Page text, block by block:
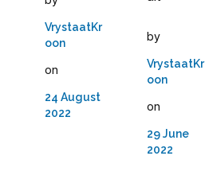
VrystaatKr
oon
on
24 August
2022
by
VrystaatKr
oon
on
29 June
2022